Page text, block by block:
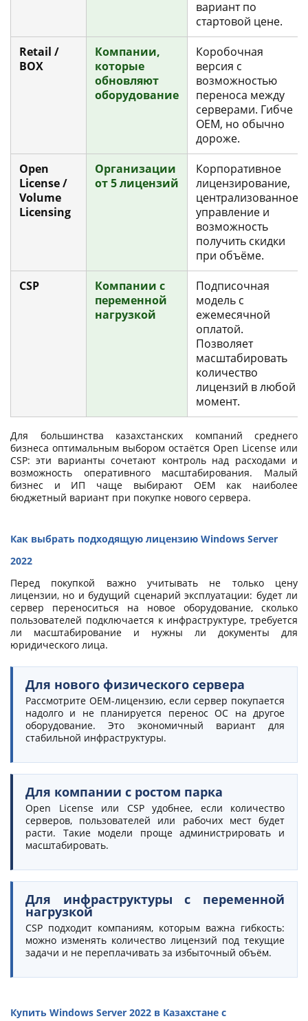
вариант по
стартовой цене.
Retail /
BOX
Компании,
которые
обновляют
оборудование
Коробочная
версия с
возможностью
переноса между
серверами. Гибче
OEM, но обычно
дороже.
Open
License /
Volume
Licensing
Организации
от 5 лицензий
Корпоративное
лицензирование,
централизованное
управление и
возможность
получить скидки
при объёме.
CSP
Компании с
переменной
нагрузкой
Подписочная
модель с
ежемесячной
оплатой.
Позволяет
масштабировать
количество
лицензий в любой
момент.
Для большинства казахстанских компаний среднего
бизнеса оптимальным выбором остаётся Open License или
CSP: эти варианты сочетают контроль над расходами и
возможность оперативного масштабирования. Малый
бизнес и ИП чаще выбирают OEM как наиболее
бюджетный вариант при покупке нового сервера.
Как выбрать подходящую лицензию Windows Server
2022
Перед покупкой важно учитывать не только цену
лицензии, но и будущий сценарий эксплуатации: будет ли
сервер переноситься на новое оборудование, сколько
пользователей подключается к инфраструктуре, требуется
ли масштабирование и нужны ли документы для
юридического лица.
Для нового физического сервера
Рассмотрите OEM-лицензию, если сервер покупается
надолго и не планируется перенос ОС на другое
оборудование. Это экономичный вариант для
стабильной инфраструктуры.
Для компании с ростом парка
Open License или CSP удобнее, если количество
серверов, пользователей или рабочих мест будет
расти. Такие модели проще администрировать и
масштабировать.
Для инфраструктуры с переменной
нагрузкой
CSP подходит компаниям, которым важна гибкость:
можно изменять количество лицензий под текущие
задачи и не переплачивать за избыточный объём.
Купить Windows Server 2022 в Казахстане с